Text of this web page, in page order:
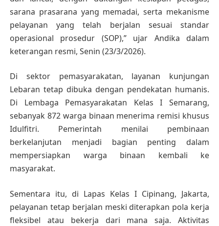
sarana prasarana yang memadai, serta mekanisme
pelayanan yang telah berjalan sesuai standar
operasional prosedur (SOP),” ujar Andika dalam
keterangan resmi, Senin (23/3/2026).
Di sektor pemasyarakatan, layanan kunjungan
Lebaran tetap dibuka dengan pendekatan humanis.
Di Lembaga Pemasyarakatan Kelas I Semarang,
sebanyak 872 warga binaan menerima remisi khusus
Idulfitri. Pemerintah menilai pembinaan
berkelanjutan menjadi bagian penting dalam
mempersiapkan warga binaan kembali ke
masyarakat.
Sementara itu, di Lapas Kelas I Cipinang, Jakarta,
pelayanan tetap berjalan meski diterapkan pola kerja
fleksibel atau bekerja dari mana saja. Aktivitas